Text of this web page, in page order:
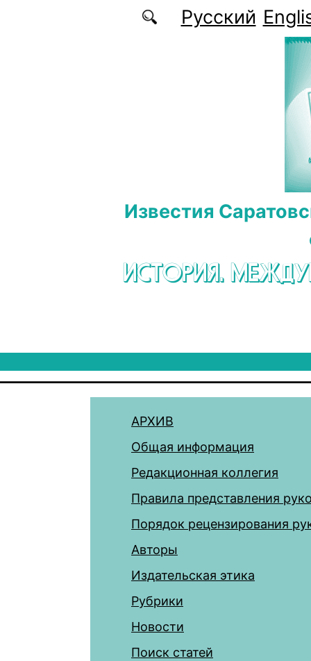
Перейти к основному содержаниюРусский
Известия
ИСТОРИЯ.
АРХИВ
Общая информация
Редакционная коллегия
Правила представления
Порядок рецензирования
Авторы
Издательская этика
Рубрики
Новости
Поиск статей